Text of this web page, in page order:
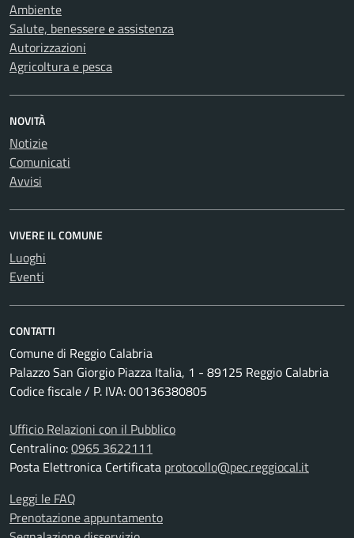
Ambiente
Salute, benessere e assistenza
Autorizzazioni
Agricoltura e pesca
NOVITÀ
Notizie
Comunicati
Avvisi
VIVERE IL COMUNE
Luoghi
Eventi
CONTATTI
Comune di Reggio Calabria
Palazzo San Giorgio Piazza Italia, 1 - 89125 Reggio Calabria
Codice fiscale / P. IVA: 00136380805
Ufficio Relazioni con il Pubblico
Centralino:0965 3622111
Posta Elettronica Certificata protocollo@pec.reggiocal.it
Leggi le FAQ
Prenotazione appuntamento